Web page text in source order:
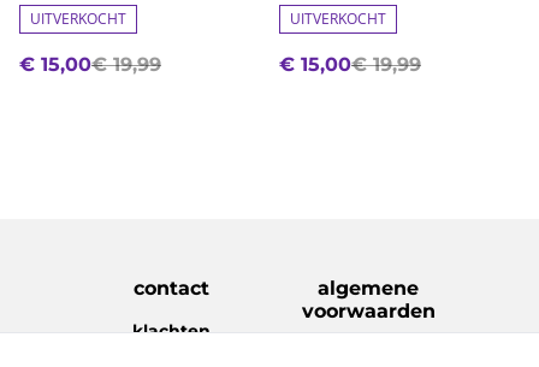
UITVERKOCHT
€ 15,00€ 19,99
UITVERKOCHT
€ 15,00€ 19,99
contact
klachten
algemene
voorwaarden